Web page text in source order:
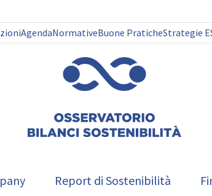
AgendaNormativeBuone PraticheStrategie
Report di Sostenibilità